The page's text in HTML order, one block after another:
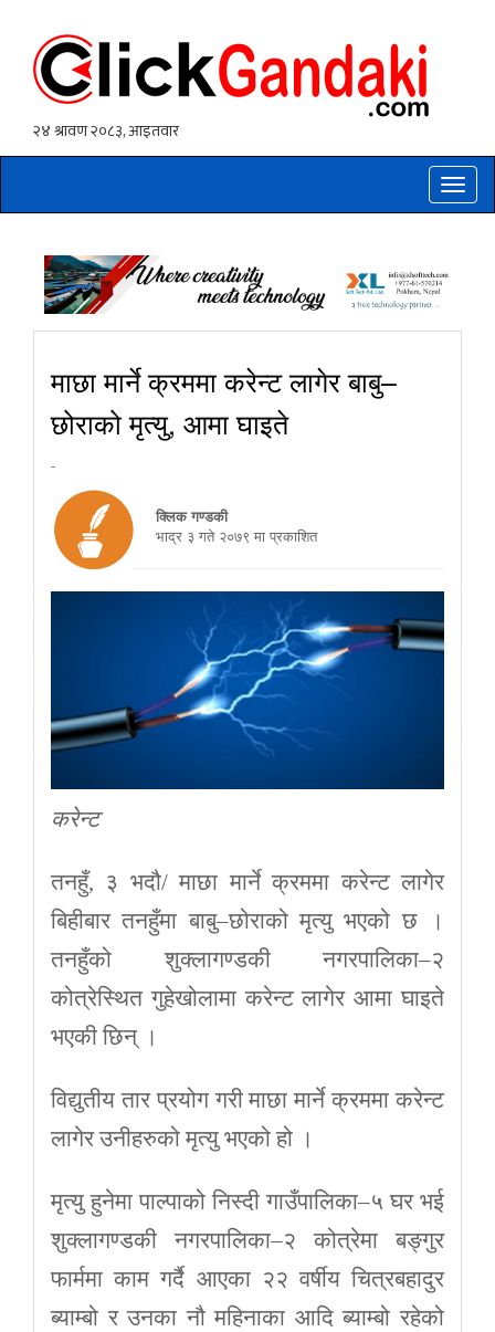
Toggle
माछा मार्ने क्रममा करेन्ट लागेर बाबु–
छोराको मृत्यु, आमा घाइते
-
क्लिक गण्डकी
भाद्र ३ गते २०७९ मा प्रकाशित
करेन्ट
तनहुँ, ३ भदौ/ माछा मार्ने क्रममा करेन्ट लागेर
बिहीबार तनहुँमा बाबु–छोराको मृत्यु भएको छ ।
तनहुँको शुक्लागण्डकी नगरपालिका–२
कोत्रेस्थित गुहेखोलामा करेन्ट लागेर आमा घाइते
भएकी छिन् ।
विद्युतीय तार प्रयोग गरी माछा मार्ने क्रममा करेन्ट
लागेर उनीहरुको मृत्यु भएको हो ।
मृत्यु हुनेमा पाल्पाको निस्दी गाउँपालिका–५ घर भई
शुक्लागण्डकी नगरपालिका–२ कोत्रेमा बङ्गुर
फार्ममा काम गर्दै आएका २२ वर्षीय चित्रबहादुर
ब्याम्बो र उनका नौ महिनाका आदि ब्याम्बो रहेको